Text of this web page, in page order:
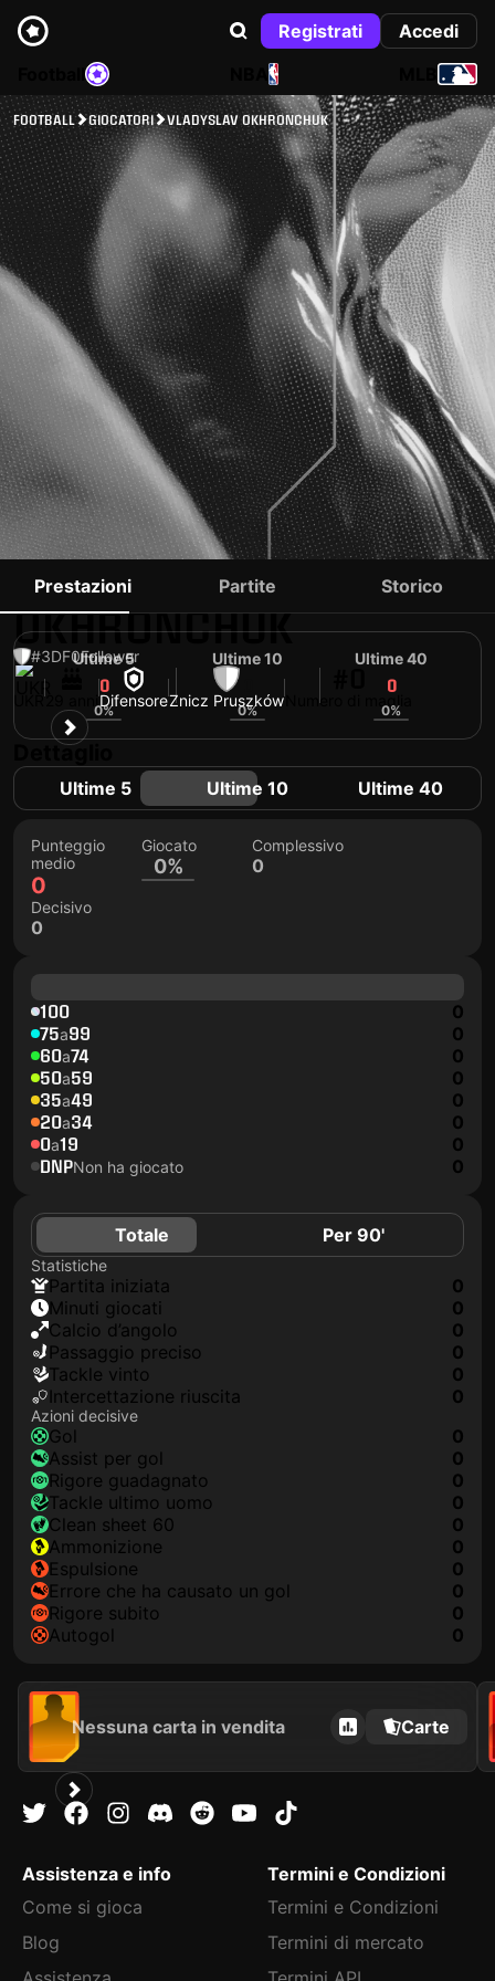
Registrati
Accedi
NBA
FOOTBALL GIOCATORI VLADYSLAV OKHRONCHUK
VLADYSLAV
OKHRONCHUK
#3DF0Follower
DifensoreZnicz Pruszków Numero di maglia
Prestazioni Partite Storico
Ultime 5
0
0%
Ultime 10
0%
Ultime 40
0
0%
Dettaglio
Ultime 5 Ultime 10 Ultime 40
Punteggio
medio
0
Giocato
0%
Complessivo
0
Decisivo
0
100 0
75a99 0
60a74 0
50a59 0
35a49 0
20a34 0
0a19 0
DNPNon ha giocato 0
Totale Per 90'
Statistiche
Partita iniziata
0
Minuti giocati
0
Calcio d’angolo
0
Passaggio preciso
0
Tackle vinto
0
Intercettazione riuscita
0
Azioni decisive
Gol
0
Assist per gol
0
Rigore guadagnato
0
Tackle ultimo uomo
0
clean sheet 60
0
Ammonizione
0
Espulsione
0
Errore che ha causato un gol
0
Rigore subito
0
Autogol
0
Nessuna carta in vendita Carte
Assistenza e info
Come si gioca
Blog
Termini e Condizioni
Termini e Condizioni
Termini di mercato